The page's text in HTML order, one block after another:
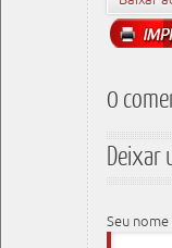
0
Deixar
Seu nome